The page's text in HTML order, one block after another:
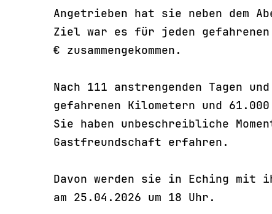
Angetrieben hat sie neben dem
Ziel war es für jeden
€ zusammengekommen.
Nach 111 anstrengenden Tagen
gefahrenen Kilometern und
Sie haben unbeschreibliche
Gastfreundschaft erfahren.
Davon werden sie in Eching mit
am 25.04.2026 um 18 Uhr.